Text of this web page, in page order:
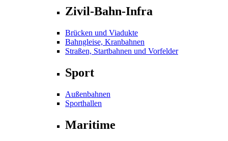
Zivil-Bahn-Infra
Brücken und Viadukte
Bahngleise, Kranbahnen
Straßen, Startbahnen und Vorfelder
Sport
Außenbahnen
Sporthallen
Maritime